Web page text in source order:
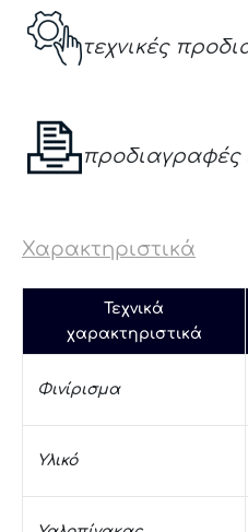
τεχνικές
προδιαγραφές
Χαρακτηριστικά
Τεχνικά
χαρακτηριστικά
Φινίρισμα
Υλικό